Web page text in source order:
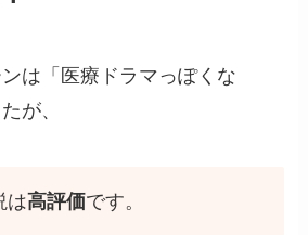
は「医療ドラマっぽくな
が、
は高評価です。